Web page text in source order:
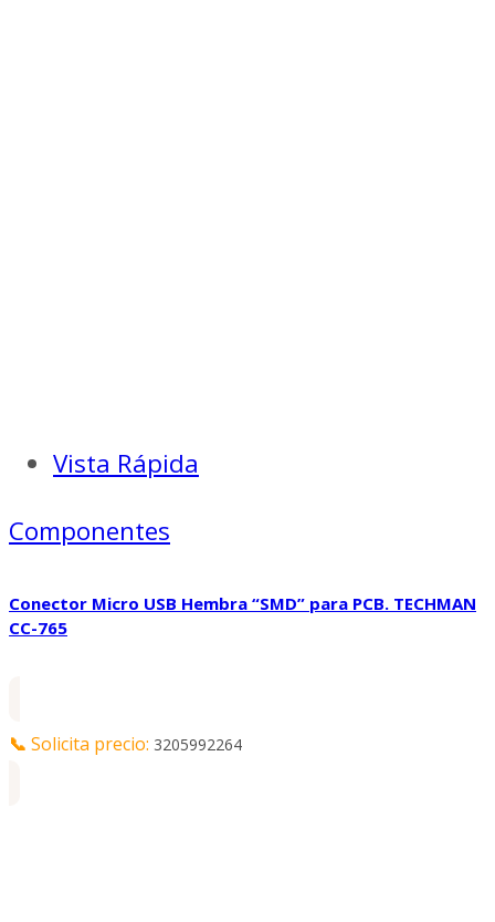
Vista Rápida
Componentes
Conector Micro USB Hembra “SMD” para PCB. TECHMAN
CC-765
📞 Solicita precio: 3205992264